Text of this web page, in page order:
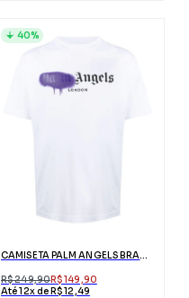
CAMISETA PALM ANGELS BRANCA LONDON COM LOGO
R$ 249,90R$ 149,90
Até 12x de R$ 12,49
40%